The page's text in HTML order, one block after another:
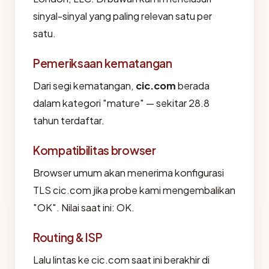
sinyal-sinyal yang paling relevan satu per
satu.
Pemeriksaan kematangan
Dari segi kematangan, cic.comberada
dalam kategori "mature" — sekitar 28.8
tahun terdaftar.
Kompatibilitas browser
Browser umum akan menerima konfigurasi
TLS cic.com jika probe kami mengembalikan
"OK". Nilai saat ini: OK.
Routing & ISP
Lalu lintas ke cic.com saat ini berakhir di